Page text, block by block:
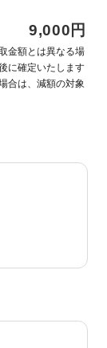
9,000円
金額とは異なる場
に確定いたします
合は、減額の対象